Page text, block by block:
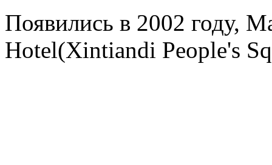
Появились в 2002 году,
Hotel(Xintiandi People's